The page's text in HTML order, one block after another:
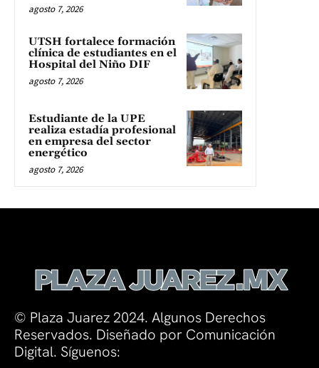
agosto 7, 2026
UTSH fortalece formación
clínica de estudiantes en el
Hospital del Niño DIF
agosto 7, 2026
Estudiante de la UPE
realiza estadía profesional
en empresa del sector
energético
agosto 7, 2026
© Plaza Juarez 2024. Algunos Derechos
Reservados. Diseñado por Comunicación
Digital. Síguenos: